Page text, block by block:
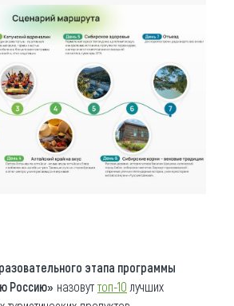
этапа программы
Россию» назовут топ-10 лучших